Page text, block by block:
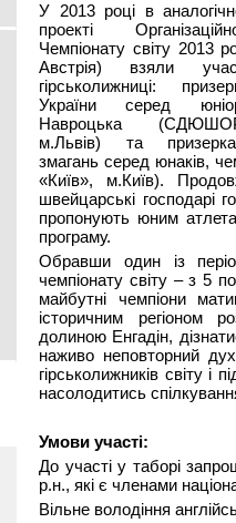
У 2013 році в
проекті
Чемпіонату світу 2013
Австрія) взяли
гірськолижниці:
України серед
Навроцька
м.Львів) та
змагань серед юнаків,
«Київ», м.Київ).
швейцарські господарі
пропонують юним
програму.
Обравши один із
чемпіонату світу – з 5
майбутні чемпіони
історичним регіоном
долиною Енгадін,
наживо неповторний
гірськолижників світу і
насолодитись
Умови участі:
До участі у таборі
р.н., які є членами
Вільне володіння